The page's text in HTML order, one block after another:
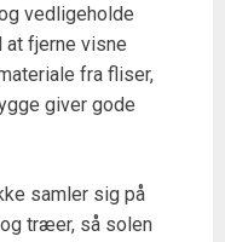
vedligeholde
at fjerne visne
fra fliser,
giver gode
samler sig på
træer, så solen